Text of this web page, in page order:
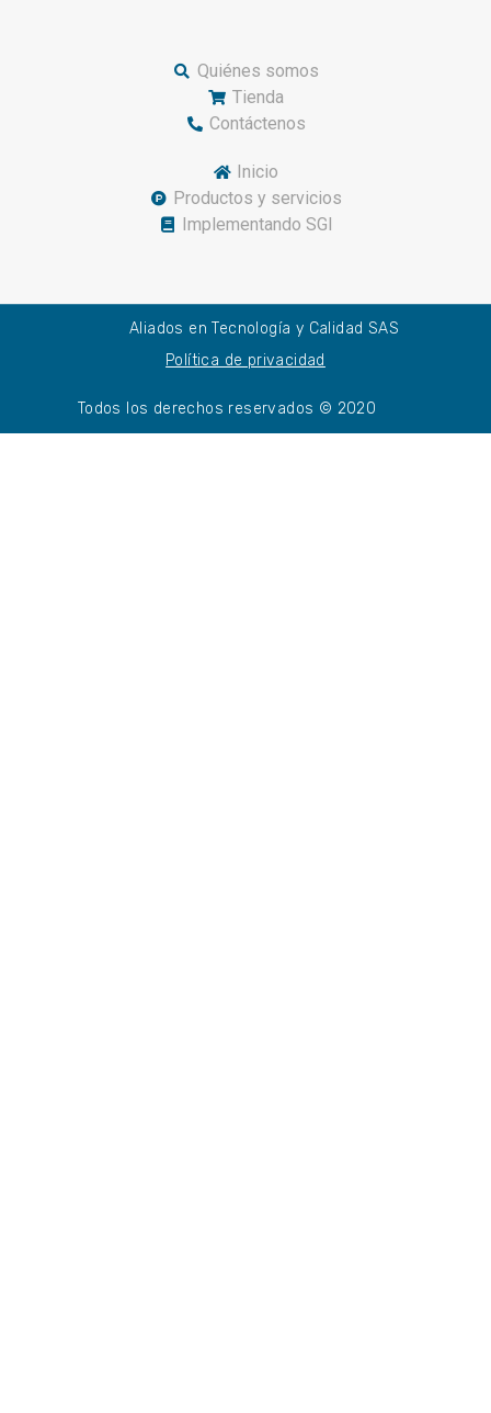
Quiénes somos
Tienda
Contáctenos
Inicio
Productos y servicios
Implementando SGI
Aliados en Tecnología y Calidad SAS
Política de privacidad
Todos los derechos reservados © 2020